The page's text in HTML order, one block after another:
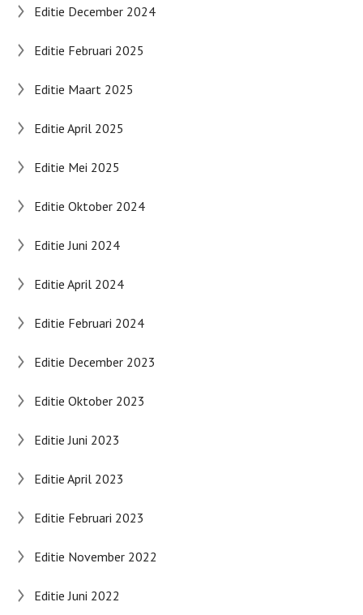
Editie December 2024
Editie Februari 2025
Editie Maart 2025
Editie April 2025
Editie Mei 2025
Editie Oktober 2024
Editie Juni 2024
Editie April 2024
Editie Februari 2024
Editie December 2023
Editie Oktober 2023
Editie Juni 2023
Editie April 2023
Editie Februari 2023
Editie November 2022
Editie Juni 2022